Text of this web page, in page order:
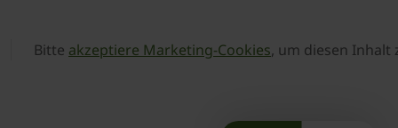
Bitte akzeptiere Marketing-Cookies, um diesen Inhalt